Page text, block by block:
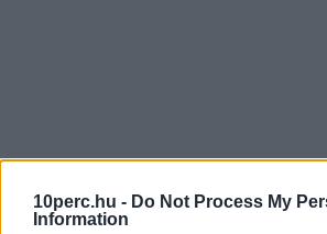
10perc.hu - Do Not Process My
Information